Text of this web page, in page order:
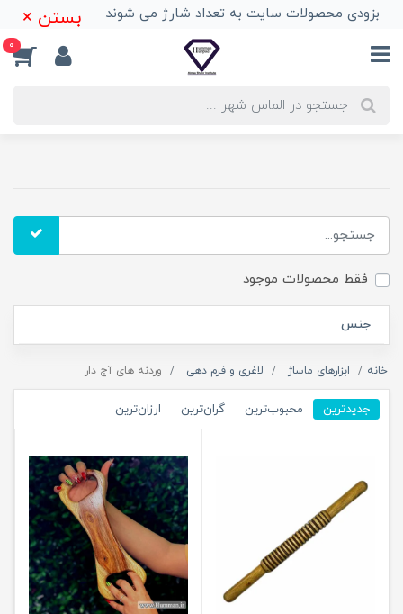
بزودی محصولات سایت به تعداد شارژ می شوند بستن ×
0
فقط محصولات موجود
جنس
خانه ابزارهای ماساژ لاغری و فرم دهی وردنه های آج دار
جدیدترین محبوب‌ترین گران‌ترین ارزان‌ترین